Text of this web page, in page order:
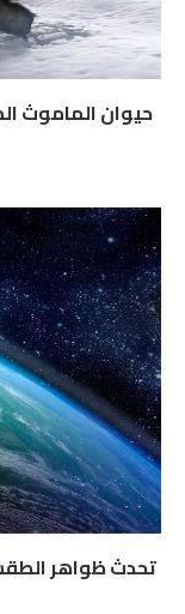
حيوان الماموث
تحدث ظواهر